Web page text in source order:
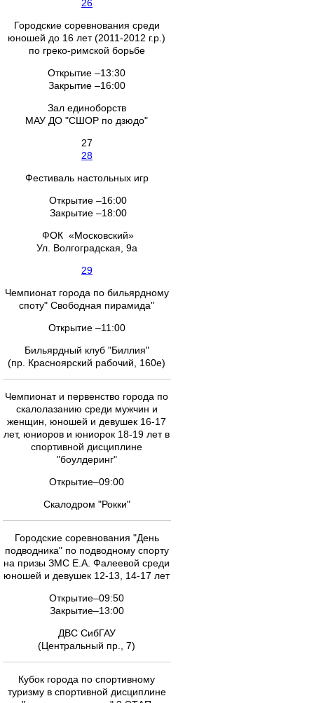
26
Городские соревнования среди
юношей до 16 лет (2011-2012 г.р.)
по греко-римской борьбе
Открытие –13:30
Закрытие –16:00
Зал единоборств
МАУ ДО "СШОР по дзюдо"
27
28
Фестиваль настольных игр
Открытие –16:00
Закрытие –18:00
ФОК «Московский»
Ул. Волгоградская, 9а
29
Чемпионат города по бильярдному
споту" Свободная пирамида"
Открытие –11:00
Бильярдный клуб "Биллия"
(пр. Красноярский рабочий, 160е)
Чемпионат и первенство города по
скалолазанию среди мужчин и
женщин, юношей и девушек 16-17
лет, юниоров и юниорок 18-19 лет в
спортивной дисциплине
"боулдеринг"
Открытие–09:00
Скалодром "Рокки"
Городские соревнования "День
подводника" по подводному спорту
на призы ЗМС Е.А. Фалеевой среди
юношей и девушек 12-13, 14-17 лет
Открытие–09:50
Закрытие–13:00
ДВС СибГАУ
(Центральный пр., 7)
Кубок города по спортивному
туризму в спортивной дисциплине